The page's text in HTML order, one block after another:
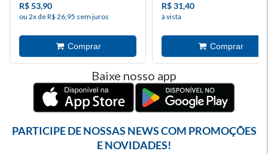
R$ 53,90
ou 2x de R$ 26,95 sem juros
R$ 31,40
à vista
Baixe nosso app
PARTICIPE DE NOSSAS NEWS COM PROMOÇÕES
E NOVIDADES!